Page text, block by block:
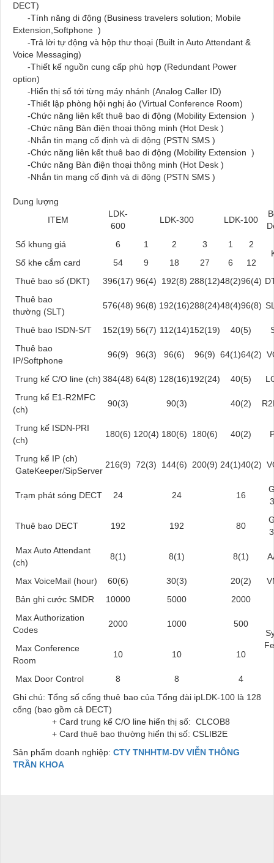
DECT)
-Tính năng di động (Business travelers solution; Mobile
Extension,Softphone )
-Trả lời tự động và hộp thư thoại (Built in Auto Attendant &
Voice Messaging)
-Thiết kế nguồn cung cấp phù hợp (Redundant Power
option)
-Hiển thị số tới từng máy nhánh (Analog Caller ID)
-Thiết lập phòng hội nghị ảo (Virtual Conference Room)
-Chức năng liên kết thuê bao di động (Mobility Extension )
-Chức năng Bàn điện thoại thông minh (Hot Desk )
-Nhắn tin mạng cố định và di động (PSTN SMS )
-Chức năng liên kết thuê bao di động (Mobility Extension )
-Chức năng Bàn điện thoại thông minh (Hot Desk )
-Nhắn tin mạng cố định và di động (PSTN SMS )
Dung lượng
ITEM
LDK-
600
LDK-300 LDK-100
Số khung giá
6 1 2 3 1
2
Số khe cắm card
54 9 18 27 6
12
Thuê bao số (DKT)
396(17) 96(4) 192(8) 288(12)48(2)96(4)
Thuê bao
thường (SLT)
576(48) 96(8) 192(16)288(24)48(4)96(8)
Thuê bao ISDN-S/T 152(19) 56(7) 112(14)152(19) 40(5)
Thuê bao
IP/Softphone
96(9) 96(3) 96(6) 96(9) 64(1)64(2)
Trung kế C/O line (ch) 384(48) 64(8) 128(16)192(24) 40(5)
Trung kế E1-R2MFC
(ch)
90(3) 90(3) 40(2)
Trung kế ISDN-PRI
(ch)
180(6) 120(4) 180(6) 180(6) 40(2)
Trung kế IP (ch)
GateKeeper/SipServer
216(9) 72(3) 144(6) 200(9) 24(1)40(2)
Trạm phát sóng DECT 24 24 16
Thuê bao DECT 192 192 80
Max Auto Attendant
(ch)
8(1) 8(1) 8(1)
Max VoiceMail (hour) 60(6) 30(3) 20(2)
Bản ghi cước SMDR
10000 5000 2000
Max Authorization
Codes
2000 1000 500
Max Conference
Room
10 10 10
Max Door Control 8 8
4
Ghi chú: Tổng số cổng thuê bao của Tổng đài ipLDK-100 là 128
cổng (bao gồm cả DECT)
+ Card trung kế C/O line hiển thị số: CLCOB8
+ Card thuê bao thường hiển thị số: CSLIB2E
Sản phẩm doanh nghiệp: CTY TNHHTM-DV VIỄN THÔNG
TRẦN KHOA